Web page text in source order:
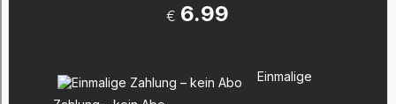
€ 6.99
Einmalige